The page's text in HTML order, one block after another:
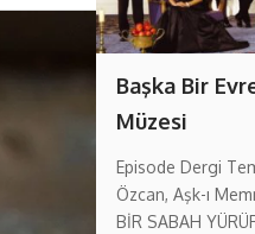
Başka Bir
Müzesi
Episode Dergi
Özcan, Aşk-ı
BİR SABAH